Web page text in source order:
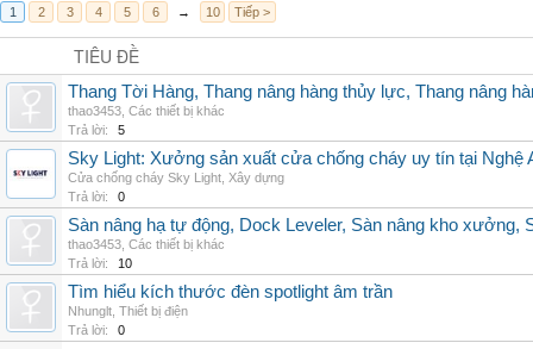
1 2 3 4 5 6 → 10 Tiếp >
TIÊU ĐỀ
Thang Tời Hàng, Thang nâng hàng thủy lực, Thang nâng
thao3453 Các thiết bị khác
Trả lời:
5
Sky Light: Xưởng sản xuất cửa chống cháy uy tín tại Nghệ
Cửa chống cháy Sky Light Xây dựng
Trả lời:
0
Sàn nâng hạ tự động, Dock Leveler, Sàn nâng kho xưởng,
thao3453 Các thiết bị khác
Trả lời:
10
Tìm hiểu kích thước đèn spotlight âm trần
Nhunglt Thiết bị điện
Trả lời:
0